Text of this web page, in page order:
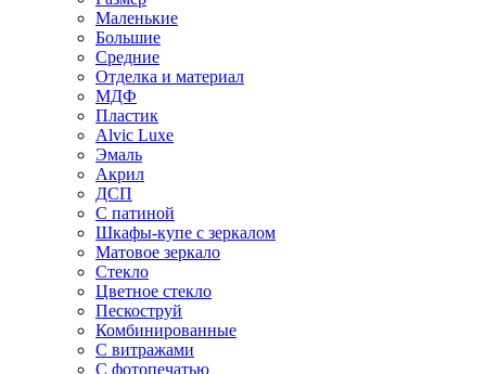
Маленькие
Большие
Средние
Отделка и материал
МДФ
Пластик
Alvic Luxe
Эмаль
Акрил
ДСП
С патиной
Шкафы-купе с зеркалом
Матовое зеркало
Стекло
Цветное стекло
Пескоструй
Комбинированные
С витражами
С фотопечатью